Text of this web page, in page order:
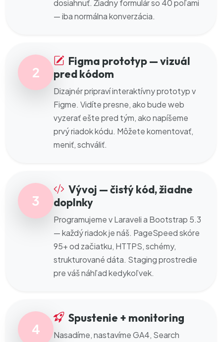
dosiahnuť. Žiadny formulár so 40 poľami
— iba normálna konverzácia.
2
Figma prototyp — vizuál
pred kódom
Dizajnér pripraví interaktívny prototyp v
Figme. Vidíte presne, ako bude web
vyzerať ešte pred tým, ako napíšeme
prvý riadok kódu. Môžete komentovať,
meniť, schváliť.
3
Vývoj — čistý kód, žiadne
doplnky
Programujeme v Laraveli a Bootstrap 5.3
— každý riadok je náš. PageSpeed skóre
95+ od začiatku, HTTPS, schémy,
strukturované dáta. Staging prostredie
pre váš náhľad kedykoľvek.
4
Spustenie + monitoring
Nasadíme, nastavíme GA4, Search